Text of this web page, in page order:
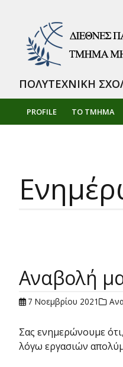
PROFILE ΤΟ ΤΜΗΜΑ
ΠΟΛΥΤΕΧΝΙΚΗ
Αναβολή
7 Νοεμβρίου 2021
Σας ενημερώνουμε
λόγω εργασιών